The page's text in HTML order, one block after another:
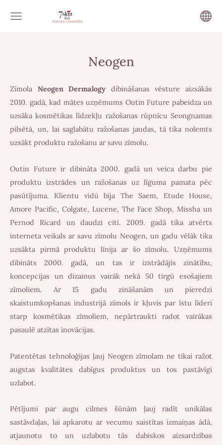
Neogen
Zīmola Neogen Dermalogy dibināšanas vēsture aizsākās
2010. gadā, kad mātes uzņēmums Outin Future pabeidza un
uzsāka kosmētikas līdzekļu ražošanas rūpnīcu Seongnamas
pilsētā, un, lai saglabātu ražošanas jaudas, tā tika nolemts
uzsākt produktu ražošanu ar savu zīmolu.
Outin Future ir dibināta 2000. gadā un veica darbu pie
produktu izstrādes un ražošanas uz līguma pamata pēc
pasūtījuma. Klientu vidū bija The Saem, Etude House,
Amore Pacific, Colgate, Lucene, The Face Shop, Missha un
Pernod Ricard un daudzi citi. 2009. gadā tika atvērts
interneta veikals ar savu zīmolu Neogen, un gadu vēlāk tika
uzsākta pirmā produktu līnija ar šo zīmolu. Uzņēmums
dibināts 2000. gadā, un tas ir izstrādājis zinātību,
koncepcijas un dizainus vairāk nekā 50 tirgū esošajiem
zīmoliem. Ar 15 gadu zināšanām un pieredzi
skaistumkopšanas industrijā zīmols ir kļuvis par īstu līderi
starp kosmētikas zīmoliem, nepārtraukti radot vairākas
pasaulē atzītas inovācijas.
Patentētas tehnoloģijas ļauj Neogen zīmolam ne tikai ražot
augstas kvalitātes dabīgus produktus un tos pastāvīgi
uzlabot.
Pētījumi par augu cilmes šūnām ļauj radīt unikālas
sastāvdaļas, lai apkarotu ar vecumu saistītas izmaiņas ādā,
atjaunotu to un uzlabotu tās dabiskos aizsardzības